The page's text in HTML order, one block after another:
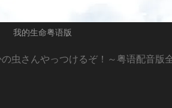
我的生命粤语版
虫さんやっつけるぞ！～粤语配音版